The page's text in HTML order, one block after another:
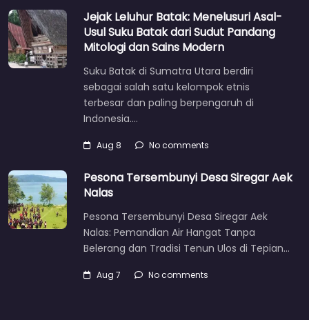
Jejak Leluhur Batak: Menelusuri Asal-
Usul Suku Batak dari Sudut Pandang
Mitologi dan Sains Modern
Suku Batak di Sumatra Utara berdiri
sebagai salah satu kelompok etnis
terbesar dan paling berpengaruh di
Indonesia.…
Aug 8 No comments
Pesona Tersembunyi Desa Siregar Aek
Nalas
Pesona Tersembunyi Desa Siregar Aek
Nalas: Pemandian Air Hangat Tanpa
Belerang dan Tradisi Tenun Ulos di Tepian…
Aug 7 No comments